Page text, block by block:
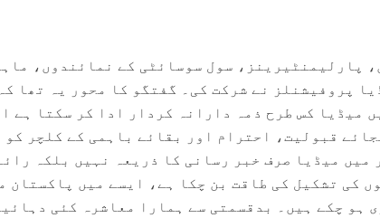
پارلیمنٹیرینز، سول سوسائٹی کے نمائندوں،
پروفیشنلز نے شرکت کی۔ گفتگو کا محور یہ تھا
میڈیا کس طرح ذمہ دارانہ کردار ادا کر سکتا ہے
قبولیت، احترام اور بقائے باہمی کے کلچر کو
میں میڈیا صرف خبر رسانی کا ذریعہ نہیں بلکہ
کی تشکیل کی طاقت بن چکا ہے، ایسے میں پاکستان
ہو چکے ہیں۔ بدقسمتی سے ہمارا معاشرہ کئی